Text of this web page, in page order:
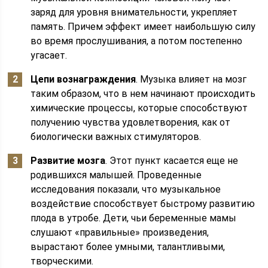
заряд для уровня внимательности, укрепляет
память. Причем эффект имеет наибольшую силу
во время прослушивания, а потом постепенно
угасает.
Цепи вознаграждения. Музыка влияет на мозг
таким образом, что в нем начинают происходить
химические процессы, которые способствуют
получению чувства удовлетворения, как от
биологически важных стимуляторов.
Развитие мозга. Этот пункт касается еще не
родившихся малышей. Проведенные
исследования показали, что музыкальное
воздействие способствует быстрому развитию
плода в утробе. Дети, чьи беременные мамы
слушают «правильные» произведения,
вырастают более умными, талантливыми,
творческими.